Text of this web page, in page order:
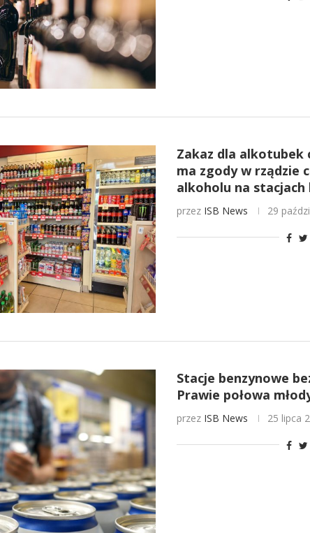
Zakaz dla alkotubek
ma zgody w rządzie
alkoholu na stacjach
przez ISB News 29
Stacje benzynowe
Prawie połowa
przez ISB News 25 lipca